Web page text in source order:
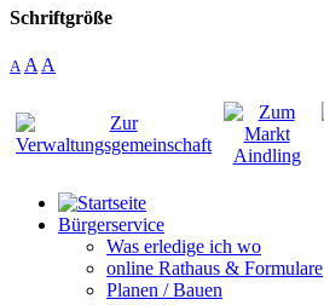
Schriftgröße
A A A
Bürgerservice
Was erledige ich wo
online Rathaus & Formulare
Planen / Bauen